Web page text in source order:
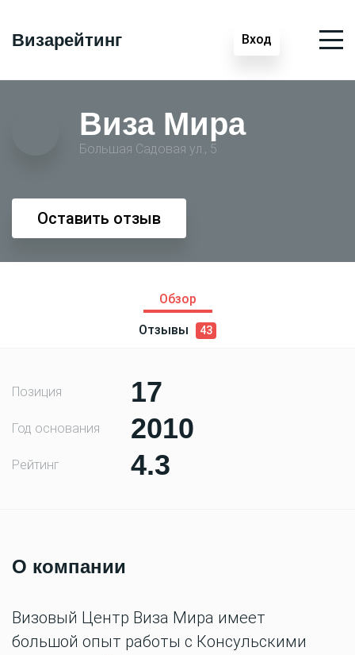
Визарейтинг Вход
Виза Мира
Большая Садовая ул., 5
Оставить отзыв
Обзор
Отзывы 43
Позиция 17
Год основания 2010
Рейтинг 4.3
О компании
Визовый Центр Виза Мира имеет
большой опыт работы с Консульскими